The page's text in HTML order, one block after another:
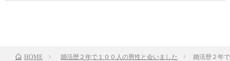
HOME 婚活歴２年で１００人の男性と会いました 婚活歴２年